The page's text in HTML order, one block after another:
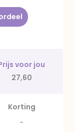
voor jou
27,60
Korting
-